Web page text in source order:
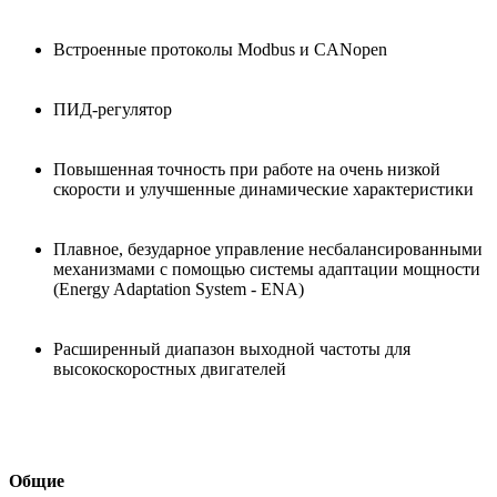
Встроенные протоколы Modbus и CANopen
ПИД-регулятор
Повышенная точность при работе на очень низкой
скорости и улучшенные динамические характеристики
Плавное, безударное управление несбалансированными
механизмами с помощью системы адаптации мощности
(Energy Adaptation System - ENA)
Расширенный диапазон выходной частоты для
высокоскоростных двигателей
Общие